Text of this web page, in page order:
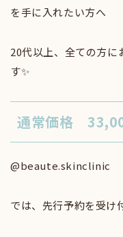
を手に入れたい方へ
20代以上、全ての方に
す✨
通常価格
@beaute.skinclinic
では、先行予約を受け